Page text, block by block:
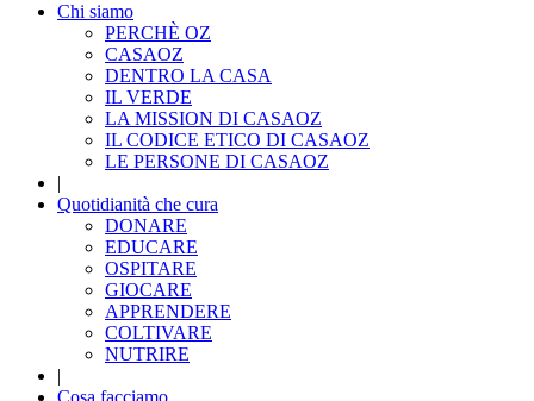
Chi siamo
PERCHÈ OZ
CASAOZ
DENTRO LA CASA
IL VERDE
LA MISSION DI CASAOZ
IL CODICE ETICO DI CASAOZ
LE PERSONE DI CASAOZ
|
Quotidianità che cura
DONARE
EDUCARE
OSPITARE
GIOCARE
APPRENDERE
COLTIVARE
NUTRIRE
|